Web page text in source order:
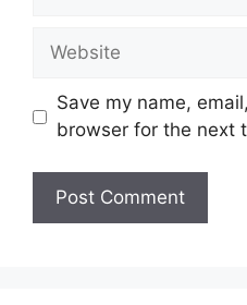
Website
Save my name,
browser for the next